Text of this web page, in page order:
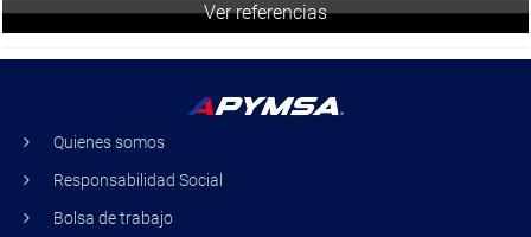
Ver referencias
Quienes somos
Responsabilidad Social
Bolsa de trabajo